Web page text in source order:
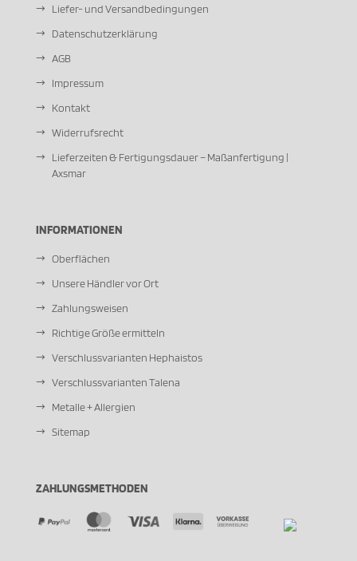
Liefer- und Versandbedingungen
Datenschutzerklärung
AGB
Impressum
Kontakt
Widerrufsrecht
Lieferzeiten & Fertigungsdauer – Maßanfertigung |
Axsmar
INFORMATIONEN
Oberflächen
Unsere Händler vor Ort
Zahlungsweisen
Richtige Größe ermitteln
Verschlussvarianten Hephaistos
Verschlussvarianten Talena
Metalle + Allergien
Sitemap
ZAHLUNGSMETHODEN